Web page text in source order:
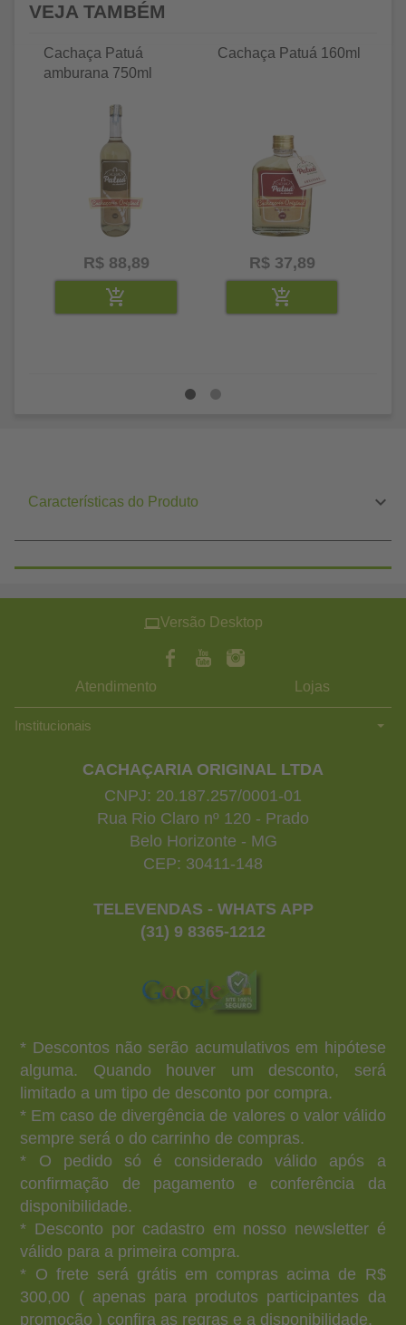
VEJA TAMBÉM
Cachaça Patuá
amburana 750ml
R$ 88,89
Cachaça Patuá 160ml
R$ 37,89
Características do Produto
Versão Desktop
Atendimento Lojas
Institucionais
CACHAÇARIA ORIGINAL LTDA
CNPJ: 20.187.257/0001-01
Rua Rio Claro nº 120 - Prado
Belo Horizonte - MG
CEP: 30411-148
TELEVENDAS - WHATS APP
(31) 9 8365-1212
* Descontos não serão acumulativos em hipótese
alguma. Quando houver um desconto, será
limitado a um tipo de desconto por compra.
* Em caso de divergência de valores o valor válido
sempre será o do carrinho de compras.
* O pedido só é considerado válido após a
confirmação de pagamento e conferência da
disponibilidade.
* Desconto por cadastro em nosso newsletter é
válido para a primeira compra.
* O frete será grátis em compras acima de R$
300,00 ( apenas para produtos participantes da
promoção ) confira as regras e a disponibilidade.